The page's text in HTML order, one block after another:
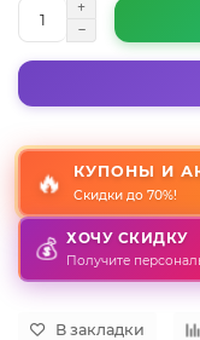
🔥 КУПОНЫ И
Скидки до 70%!
💰 ХОЧУ СКИДКУ
Получите
В закладки